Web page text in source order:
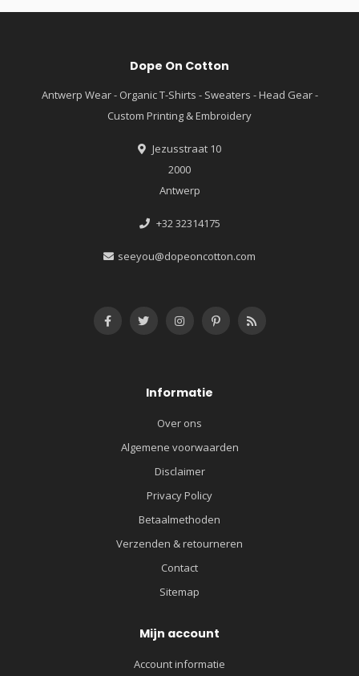
Dope On Cotton
Antwerp Wear - Organic T-Shirts - Sweaters - Head Gear -
Custom Printing & Embroidery
Jezusstraat 10
2000
Antwerp
+32 32314175
seeyou@dopeoncotton.com
Informatie
Over ons
Algemene voorwaarden
Disclaimer
Privacy Policy
Betaalmethoden
Verzenden & retourneren
Contact
Sitemap
Mijn account
Account informatie